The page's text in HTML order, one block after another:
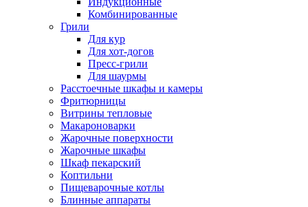
Комбинированные
Грили
Для кур
Для хот-догов
Пресс-грили
Для шаурмы
Расстоечные шкафы и камеры
Фритюрницы
Витрины тепловые
Макароноварки
Жарочные поверхности
Жарочные шкафы
Шкаф пекарский
Коптильни
Пищеварочные котлы
Блинные аппараты